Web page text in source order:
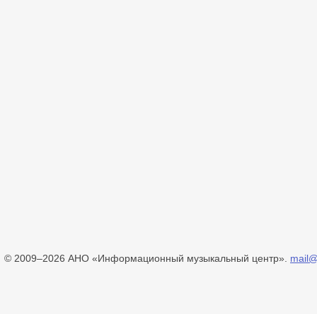
© 2009–2026 АНО «Информационный музыкальный центр».